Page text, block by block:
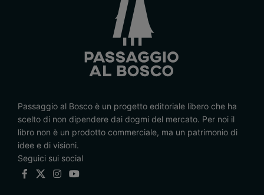
Passaggio al Bosco è un progetto editoriale libero che ha
scelto di non dipendere dai dogmi del mercato. Per noi il
libro non è un prodotto commerciale, ma un patrimonio di
idee e di visioni.
Seguici sui social